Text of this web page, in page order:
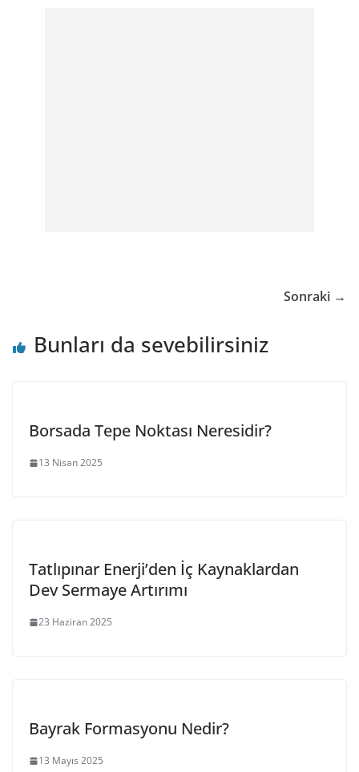
Sonraki →
Bunları da sevebilirsiniz
Borsada Tepe Noktası Neresidir?
13 Nisan 2025
Tatlıpınar Enerji’den İç Kaynaklardan
Dev Sermaye Artırımı
23 Haziran 2025
Bayrak Formasyonu Nedir?
13 Mayıs 2025